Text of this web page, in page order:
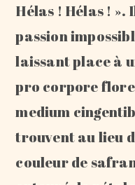
Hélas ! Hélas !
passion
laissant place à
pro corpore
medium
trouvent au lieu
couleur de